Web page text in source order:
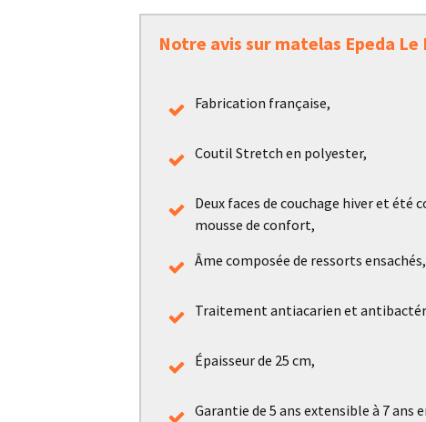
Notre avis sur matelas Epeda Le
Fabrication française,
Coutil Stretch en polyester,
Deux faces de couchage hiver et été
mousse de confort,
Âme composée de ressorts ensachés,
Traitement antiacarien et
Épaisseur de 25 cm,
Garantie de 5 ans extensible à 7 ans